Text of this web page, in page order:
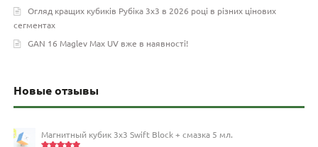
Огляд кращих кубиків Рубіка 3х3 в 2026 році в різних цінових
сегментах
GAN 16 Maglev Max UV вже в наявності!
Новые отзывы
Магнитный кубик 3х3 Swift Block + смазка 5 мл.